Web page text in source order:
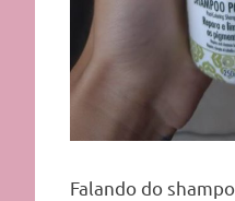
Falando do